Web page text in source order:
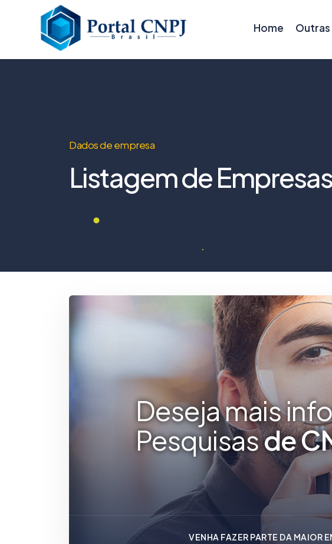
Home
Dados de empresa
Listagem de
Deseja mais
Pesquisas
VENHA FAZER PARTE DA MAIOR